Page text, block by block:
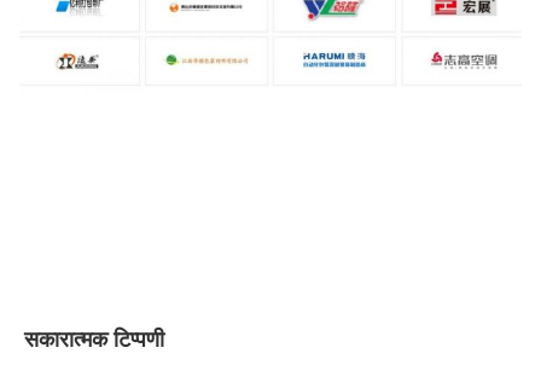
सकारात्मक टिप्पणी